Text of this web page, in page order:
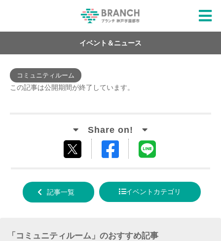
イベント＆ニュース
コミュニティルーム
この記事は公開期間が終了しています。
する
Facebook
る
記事一覧 イベントカテゴリ
「コミュニティルーム 」のおすすめ記事